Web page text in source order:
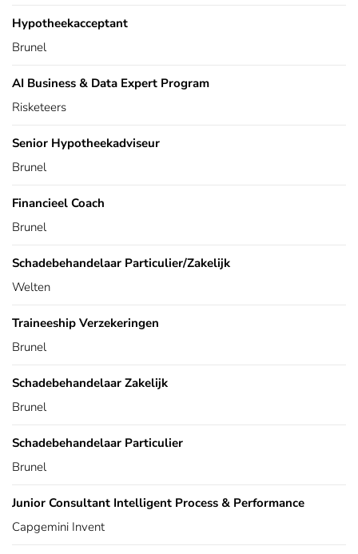
Hypotheekacceptant
Brunel
AI Business & Data Expert Program
Risketeers
Senior Hypotheekadviseur
Brunel
Financieel Coach
Brunel
Schadebehandelaar Particulier/Zakelijk
Welten
Traineeship Verzekeringen
Brunel
Schadebehandelaar Zakelijk
Brunel
Schadebehandelaar Particulier
Brunel
Junior Consultant Intelligent Process & Performance
Capgemini Invent